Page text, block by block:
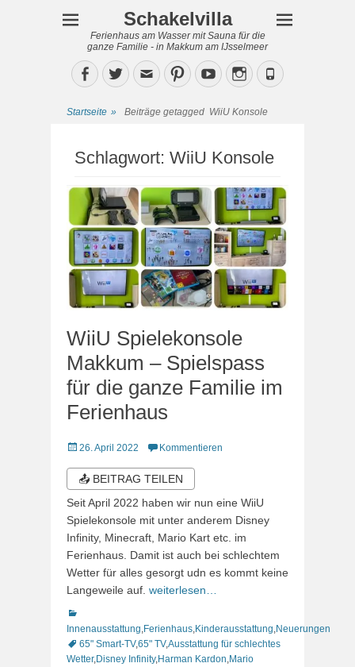
Schakelvilla
Ferienhaus am Wasser mit Sauna für die
ganze Familie - in Makkum am IJsselmeer
Facebook
TwitterEmailPinterestYouTubeInstagram
Phone
Startseite » Beiträge getagged WiiU Konsole
Schlagwort: WiiU Konsole
WiiU Spielekonsole
Makkum – Spielspass
für die ganze Familie im
Ferienhaus
Veröffentlicht
26. April 2022 Kommentieren
📤 BEITRAG TEILEN
Seit April 2022 haben wir nun eine WiiU
Spielekonsole mit unter anderem Disney
Infinity, Minecraft, Mario Kart etc. im
Ferienhaus. Damit ist auch bei schlechtem
Wetter für alles gesorgt udn es kommt keine
Langeweile auf. weiterlesen…
Kategorien
Innenausstattung Ferienhaus Kinderausstattung Neuerungen
Schlagworte
65" Smart-TV,65" TV,Ausstattung für schlechtes
Wetter, Disney Infinity, Harman Kardon Mario